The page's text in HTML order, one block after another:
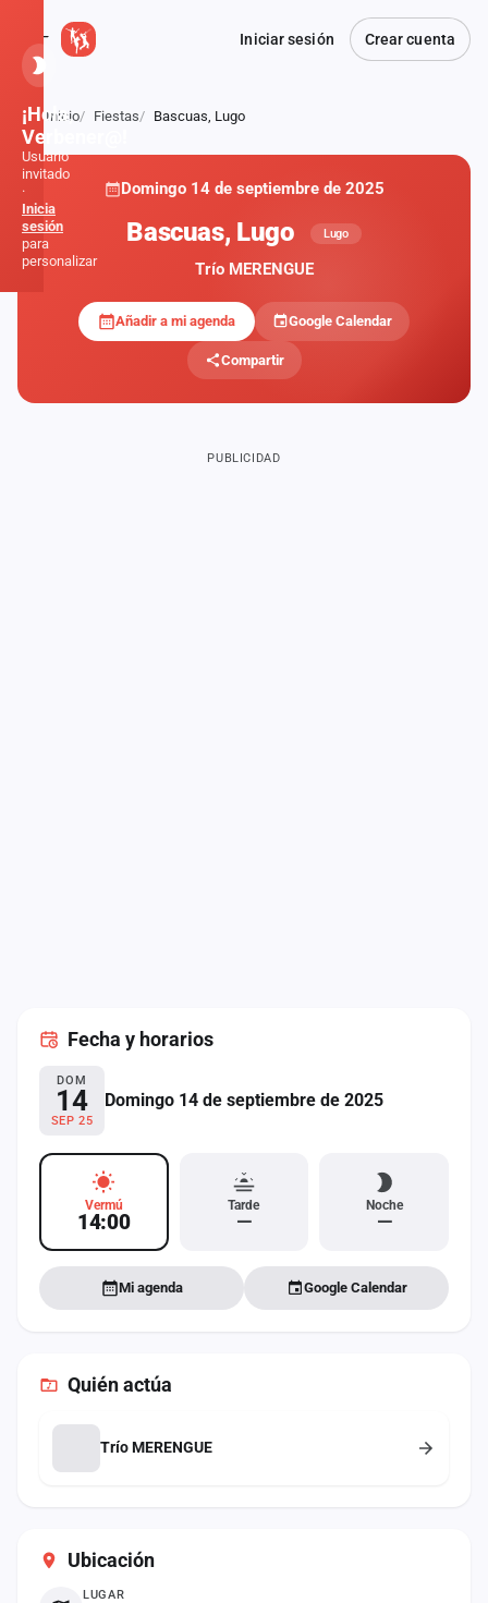
Iniciar sesión Crear cuenta
Atrás
Inicio Fiestas Bascuas, Lugo
Domingo 14 de septiembre de 2025
Bascuas, Lugo Lugo
Trío MERENGUE
Añadir a mi agenda Google Calendar
Compartir
Ubicación
LUGAR
PUBLICIDAD
Fecha y horarios
DOM
14
SEP 25
Domingo 14 de septiembre de 2025
Vermú
14:00
Tarde
—
Noche
—
Mi agenda Google Calendar
Quién actúa
Trío MERENGUE
¡Hola,
Verbener@!
Usuario
invitado
·
Inicia
sesión
para
personalizar
Administración
Contacto